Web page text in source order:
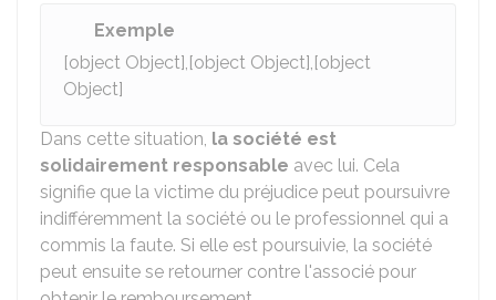
Exemple
[object Object],[object Object],[object
Object]
Dans cette situation, la société est
solidairement responsable avec lui. Cela
signifie que la victime du préjudice peut poursuivre
indifféremment la société ou le professionnel qui a
commis la faute. Si elle est poursuivie, la société
peut ensuite se retourner contre l'associé pour